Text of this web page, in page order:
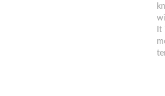
It